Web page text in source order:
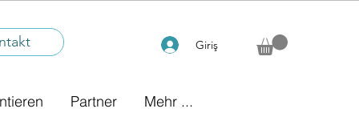
Giriş
Partner Mehr ...